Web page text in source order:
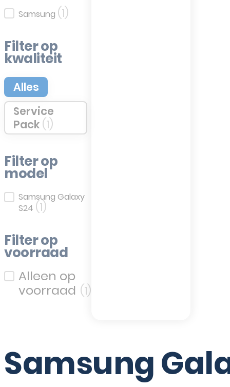
Filter op merk
Samsung (1)
Filter op
kwaliteit
Filter op kwaliteit
Alles
Service
Pack (1)
Filter op
model
Filter op model
Samsung Galaxy
S24 (1)
Filter op
voorraad
Filter op voorraad
(1)
Samsung